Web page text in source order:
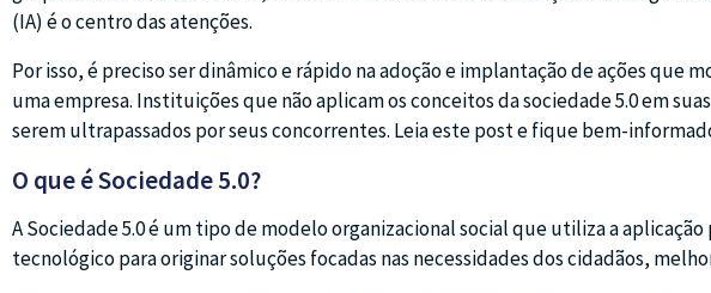
(IA) é o centro das atenções.
Por isso, é preciso ser dinâmico e rápido na adoção e implantação de ações que
uma empresa. Instituições que não aplicam os conceitos da sociedade 5.0 em
serem ultrapassados por seus concorrentes. Leia este post e fique bem-
O que é Sociedade 5.0?
A Sociedade 5.0 é um tipo de modelo organizacional social que utiliza a
tecnológico para originar soluções focadas nas necessidades dos cidadãos,